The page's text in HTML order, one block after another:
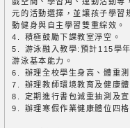
元的活動選擇，並讓孩子學習
動健身與自主學習雙重綜效。
4. 積極鼓勵下課教室淨空。
5. 游泳融入教學:預計115學
游泳基本能力。
6. 辦理全校學生身高、體重
7. 辦理教師環境教育及健康
8. 定期進行書包減重抽測及
9. 辦理寒假作業健康體位四